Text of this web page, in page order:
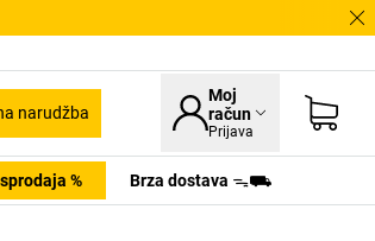
narudžba
Moj
račun
Prijava
% Brza dostava ᯓ⛟